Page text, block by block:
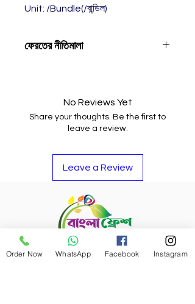
Unit: /Bundle(/বান্ডিল)
ফেরতের নীতিমালা
বিনিময়ে অন্য কোন আইটেমও নিতে পারেন।
No Reviews Yet
Share your thoughts. Be the first to
leave a review.
Leave a Review
Order Now WhatsApp Facebook Instagram